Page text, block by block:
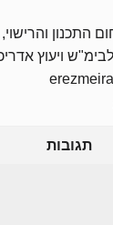
התכנון והרישוי,
ויעוץ
תגובות